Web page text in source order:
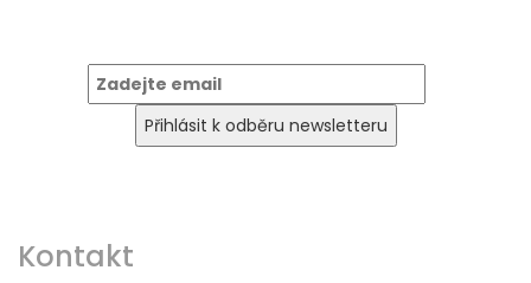
Kontakt